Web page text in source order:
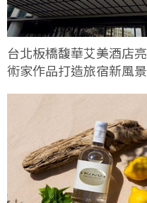
台北板橋馥華艾美酒店
術家作品打造旅宿新風景